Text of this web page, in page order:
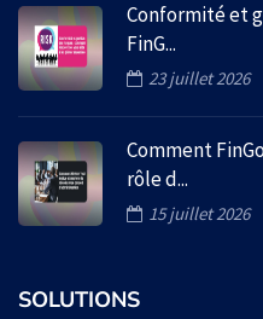
Conformité et
FinG...
23 juillet 2026
Comment
rôle d...
15 juillet 2026
SOLUTIONS